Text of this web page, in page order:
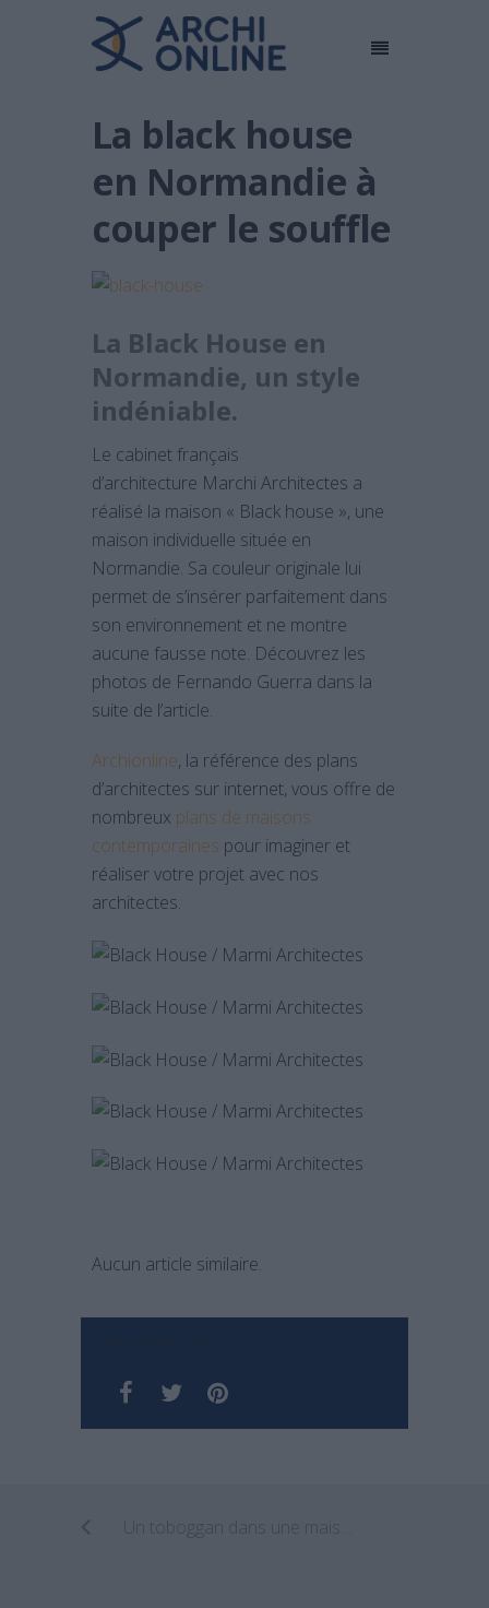
La black house
en Normandie à
couper le souffle
La Black House en
Normandie, un style
indéniable.
Le cabinet français
d’architecture Marchi Architectes a
réalisé la maison « Black house », une
maison individuelle située en
Normandie. Sa couleur originale lui
permet de s’insérer parfaitement dans
son environnement et ne montre
aucune fausse note. Découvrez les
photos de Fernando Guerra dans la
suite de l’article.
Archionline, la référence des plans
d’architectes sur internet, vous offre de
nombreux plans de maisons
contemporaines pour imaginer et
réaliser votre projet avec nos
architectes.
Aucun article similaire.